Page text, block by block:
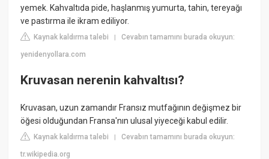
yemek. Kahvaltıda pide, haşlanmış yumurta, tahin, tereyağı
ve pastırma ile ikram ediliyor.
Kaynak kaldırma talebi |Cevabın tamamını burada okuyun:
yenidenyollara.com
Kruvasan nerenin kahvaltısı?
Kruvasan, uzun zamandır Fransız mutfağının değişmez bir
öğesi olduğundan Fransa'nın ulusal yiyeceği kabul edilir.
Kaynak kaldırma talebi |Cevabın tamamını burada okuyun:
tr.wikipedia.org